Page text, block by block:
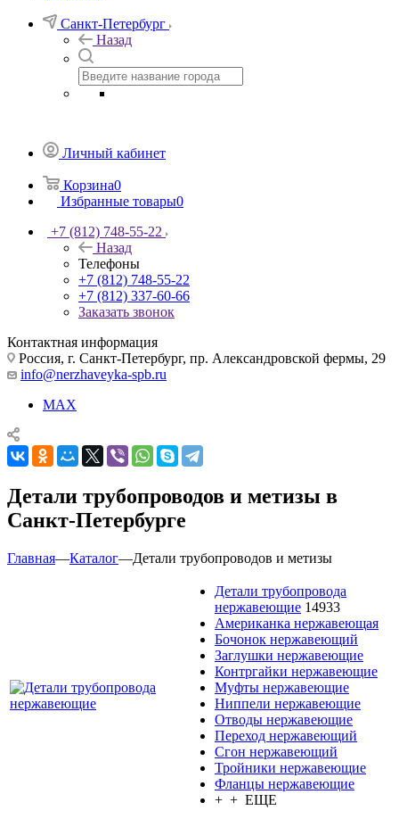
Санкт-Петербург
Назад
Личный кабинет
Корзина0
Избранные товары0
+7 (812) 748-55-22
Назад
Телефоны
+7 (812) 748-55-22
+7 (812) 337-60-66
Заказать звонок
Контактная информация
Россия, г. Санкт-Петербург, пр. Александровской фермы, 29
info@nerzhaveyka-spb.ru
MAX
Детали трубопроводов и метизы в
Санкт-Петербурге
Главная—Каталог—Детали трубопроводов и метизы
Детали трубопровода
нержавеющие 14933
Американка нержавеющая
Бочонок нержавеющий
Заглушки нержавеющие
Контргайки нержавеющие
Муфты нержавеющие
Ниппели нержавеющие
Отводы нержавеющие
Переход нержавеющий
Сгон нержавеющий
Тройники нержавеющие
Фланцы нержавеющие
+ + ЕЩЕ